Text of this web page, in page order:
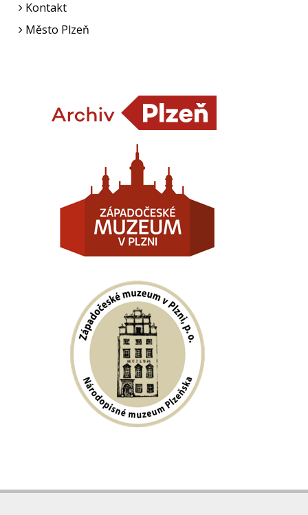
Kontakt
Město Plzeň